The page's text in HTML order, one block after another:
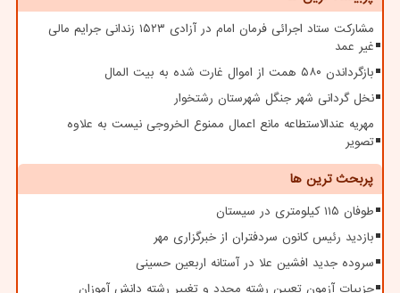
مشارکت ستاد اجرائی فرمان امام در آزادی ۱۵۲۳ زندانی جرایم مالی
غیر عمد
بازگرداندن ۵۸۰ همت از اموال غارت شده به بیت المال
نخل گردانی شهر جنگل شهرستان رشتخوار
مهریه عندالاستطاعه مانع اعمال ممنوع الخروجی نیست به علاوه
تصویر
پربحث ترین ها
طوفان ۱۱۵ کیلومتری در سیستان
بازدید رئیس کانون سردفتران از خبرگزاری مهر
سروده جدید افشین علا در آستانه اربعین حسینی
جزییات آزمون تعیین رشته مجدد و تغییر رشته دانش آموزان